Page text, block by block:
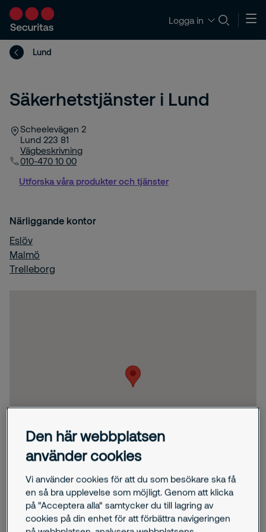
Logga in
Lund
Säkerhetstjänster i Lund
Scheelevägen 2
Lund 223 81
Vägbeskrivning
010-470 10 00
Utforska våra produkter och tjänster
Närliggande kontor
Eslöv
Malmö
Trelleborg
Den här webbplatsen
använder cookies
Vi använder cookies för att du som besökare ska få
en så bra upplevelse som möjligt. Genom att klicka
på "Acceptera alla" samtycker du till lagring av
cookies på din enhet för att förbättra navigeringen